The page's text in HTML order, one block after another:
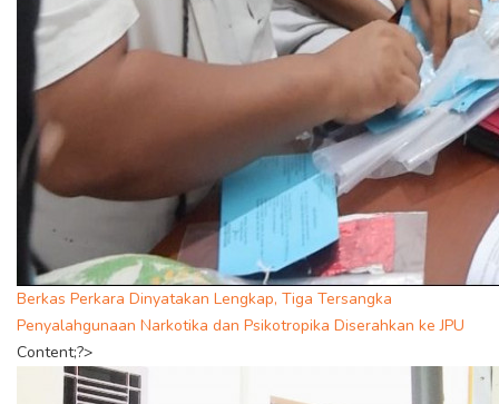
Berkas Perkara Dinyatakan Lengkap, Tiga Tersangka
Penyalahgunaan Narkotika dan Psikotropika Diserahkan ke JPU
Content;?>